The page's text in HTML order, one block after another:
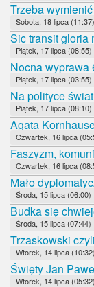
Trzeba
Sobota, 18 lipca (11:37)
Sic transit gloria
Piątek, 17 lipca (08:55)
Nocna wyprawa
Piątek, 17 lipca (03:55)
Na polityce
Piątek, 17 lipca (08:10)
Agata
Czwartek, 16 lipca
Faszyzm,
Czwartek, 16 lipca
Mało
Środa, 15 lipca (06:00)
Budka się
Środa, 15 lipca (07:44)
Trzaskowski
Wtorek, 14 lipca (10:32)
Święty Jan
Wtorek, 14 lipca (05:32)